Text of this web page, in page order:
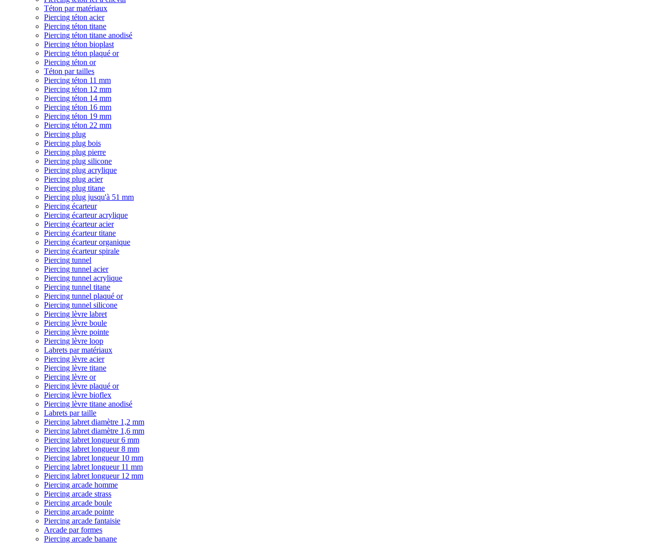
Téton par matériaux
Piercing téton acier
Piercing téton titane
Piercing téton titane anodisé
Piercing téton bioplast
Piercing téton plaqué or
Piercing téton or
Téton par tailles
Piercing téton 11 mm
Piercing téton 12 mm
Piercing téton 14 mm
Piercing téton 16 mm
Piercing téton 19 mm
Piercing téton 22 mm
Piercing plug
Piercing plug bois
Piercing plug pierre
Piercing plug silicone
Piercing plug acrylique
Piercing plug acier
Piercing plug titane
Piercing plug jusqu'à 51 mm
Piercing écarteur
Piercing écarteur acrylique
Piercing écarteur acier
Piercing écarteur titane
Piercing écarteur organique
Piercing écarteur spirale
Piercing tunnel
Piercing tunnel acier
Piercing tunnel acrylique
Piercing tunnel titane
Piercing tunnel plaqué or
Piercing tunnel silicone
Piercing lèvre labret
Piercing lèvre boule
Piercing lèvre pointe
Piercing lèvre loop
Labrets par matériaux
Piercing lèvre acier
Piercing lèvre titane
Piercing lèvre or
Piercing lèvre plaqué or
Piercing lèvre bioflex
Piercing lèvre titane anodisé
Labrets par taille
Piercing labret diamètre 1,2 mm
Piercing labret diamètre 1,6 mm
Piercing labret longueur 6 mm
Piercing labret longueur 8 mm
Piercing labret longueur 10 mm
Piercing labret longueur 11 mm
Piercing labret longueur 12 mm
Piercing arcade homme
Piercing arcade strass
Piercing arcade boule
Piercing arcade pointe
Piercing arcade fantaisie
Arcade par formes
Piercing arcade banane